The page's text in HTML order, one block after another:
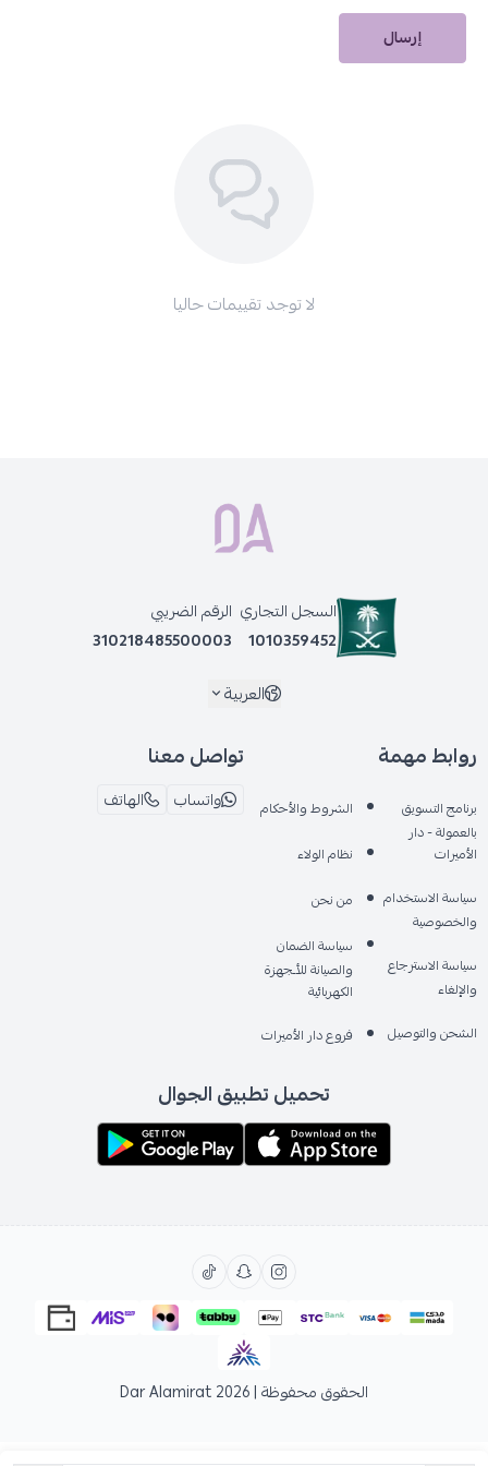
منتجات قد تكون مهمة:
سيروم او بلس للشعر بزيت الأرغان وفيتامين E
إرسال
لا توجد تقييمات حاليا
السجل التجاري
1010359452
الرقم الضريبي
310218485500003
العربية
روابط مهمة
برنامج التسويق
بالعمولة - دار
الأميرات
سياسة الاستخدام
والخصوصية
سياسة الاسترجاع
والإلغاء
الشحن والتوصيل
الشروط والأحكام
نظام الولاء
من نحن
سياسة الضمان
والصيانة للأـجهزة
الكهربائية
فروع دار الأميرات
تواصل معنا
واتساب الهاتف
تحميل تطبيق الجوال
الحقوق محفوظة | 2026 Dar Alamirat